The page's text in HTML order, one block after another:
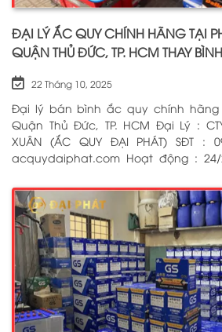
ĐẠI LÝ ẮC QUY CHÍNH HÃNG TẠI
QUẬN THỦ ĐỨC, TP. HCM THAY
22 Tháng 10, 2025
Đại lý bán bình ắc quy chính hãng
Quận Thủ Đức, TP. HCM Đại Lý : CTY TNHH MTV NGUYỄN
XUÂN (ẮC QUY ĐẠI PHÁT) SĐT : 0969 200 369 Web :
acquydaiphat.com Hoạt động :
cho xe ô tô, xe máy, xe tải, cứu hộ ắc
ĐỂ GỌI NGAY CHO CHÚNG TÔI: 0969